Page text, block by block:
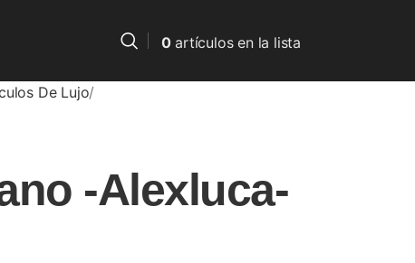
0artículosen la lista
De Lujo
-Alexluca-